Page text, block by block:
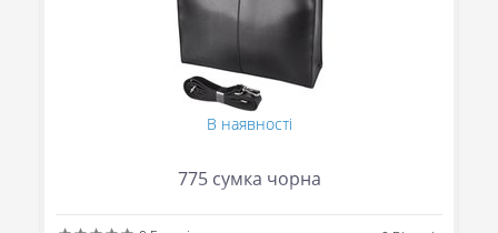
В наявності
775 сумка чорна